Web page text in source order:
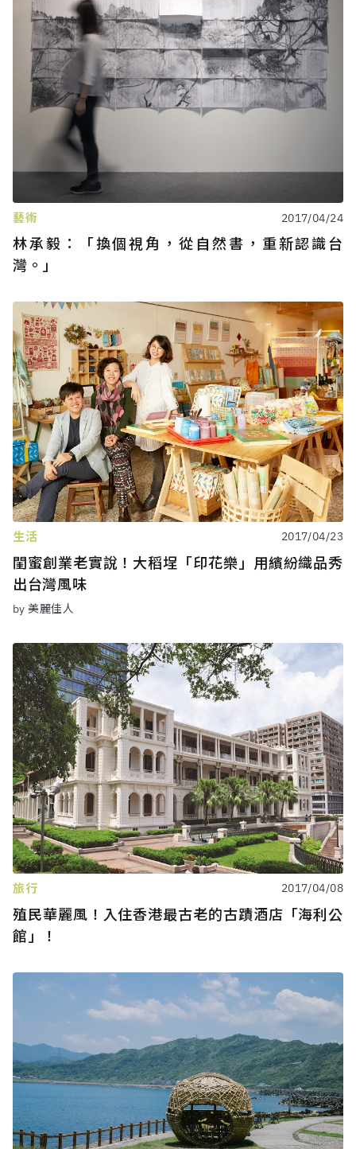
藝術 2017/04/24
林承毅：「換個視角，從自然書，重新認識台
灣。」
生活 2017/04/23
閨蜜創業老實說！大稻埕「印花樂」用繽紛織品秀
出台灣風味
by 美麗佳人
旅行 2017/04/08
殖民華麗風！入住香港最古老的古蹟酒店「海利公
館」！